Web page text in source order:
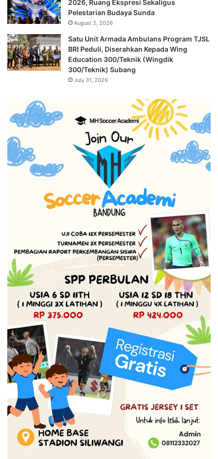
2026, Ruang Ekspresi Sekaligus
Pelestarian Budaya Sunda
August 2, 2026
Satu Unit Armada Ambulans Program TJSL
BRI Peduli, Diserahkan Kepada Wing
Education 300/Teknik (Wingdik
300/Teknik) Subang
July 31, 2026